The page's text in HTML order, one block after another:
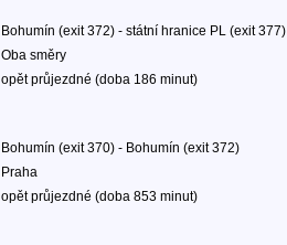
Bohumín (exit 372) - státní hranice PL (exit 377)
Oba směry
opět průjezdné (doba 186 minut)
Bohumín (exit 370) - Bohumín (exit 372)
Praha
opět průjezdné (doba 853 minut)